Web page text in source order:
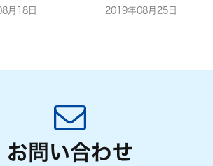
月18日 2019年08月25日
お問い合わせ